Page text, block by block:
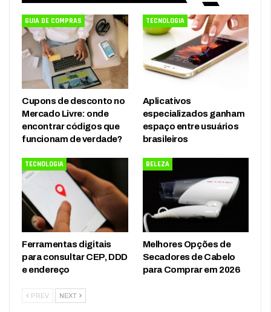
GUIA DE COMPRAS
Cupons de desconto no
Mercado Livre: onde
encontrar códigos que
funcionam de verdade?
TECNOLOGIA
Aplicativos
especializados ganham
espaço entre usuários
brasileiros
TECNOLOGIA
Ferramentas digitais
para consultar CEP, DDD
e endereço
BELEZA
Melhores Opções de
Secadores de Cabelo
para Comprar em 2026
PREV NEXT